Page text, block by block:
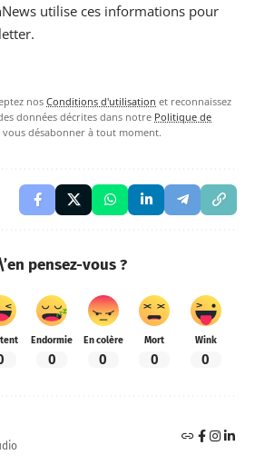
utilise ces informations pour
nos Conditions d'utilisation et reconnaissez
données décrites dans notre Politique de
vous désabonner à tout moment.
pensez-vous ?
Endormie
0
En colère
0
Mort
0
Wink
0